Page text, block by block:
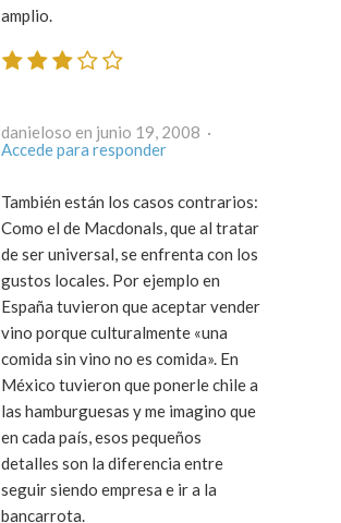
amplio.
danieloso en junio 19, 2008 ·
Accede para responder
También están los casos contrarios:
Como el de Macdonals, que al tratar
de ser universal, se enfrenta con los
gustos locales. Por ejemplo en
España tuvieron que aceptar vender
vino porque culturalmente «una
comida sin vino no es comida». En
México tuvieron que ponerle chile a
las hamburguesas y me imagino que
en cada país, esos pequeños
detalles son la diferencia entre
seguir siendo empresa e ir a la
bancarrota.